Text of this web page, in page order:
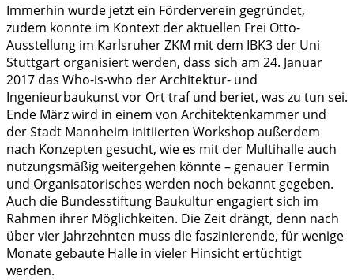
Immerhin wurde jetzt ein Förderverein gegründet,
zudem konnte im Kontext der aktuellen Frei Otto-
Ausstellung im Karlsruher ZKM mit dem IBK3 der Uni
Stuttgart organisiert werden, dass sich am 24. Januar
2017 das Who-is-who der Architektur- und
Ingenieurbaukunst vor Ort traf und beriet, was zu tun sei.
Ende März wird in einem von Architektenkammer und
der Stadt Mannheim initiierten Workshop außerdem
nach Konzepten gesucht, wie es mit der Multihalle auch
nutzungsmäßig weitergehen könnte – genauer Termin
und Organisatorisches werden noch bekannt gegeben.
Auch die Bundesstiftung Baukultur engagiert sich im
Rahmen ihrer Möglichkeiten. Die Zeit drängt, denn nach
über vier Jahrzehnten muss die faszinierende, für wenige
Monate gebaute Halle in vieler Hinsicht ertüchtigt
werden.